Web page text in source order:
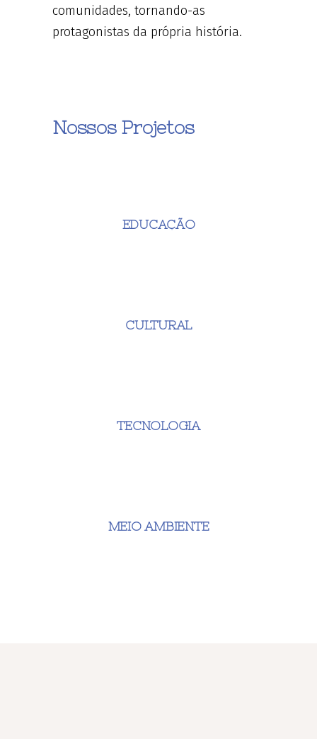
comunidades, tornando-as
protagonistas da própria história.
Nossos Projetos
EDUCAÇÃO
CULTURAL
TECNOLOGIA
MEIO AMBIENTE